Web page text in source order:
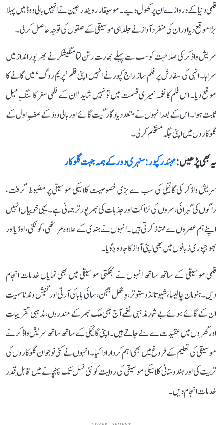
فلمی دنیا کے دروازے ان پر کھول دیے۔ موسیقار رویندر جین نے انہیں بالی ووڈ میں پہلا
بڑا موقع دیا اور ان کی منفرد آواز نے جلد ہی موسیقی کے حلقوں کی توجہ حاصل کر لی۔
سریش واڈکر کی صلاحیت کو سب سے پہلے بھارت رتن لتا منگیشکر نے بھرپور انداز میں
سراہا۔ انہی کی سفارش پر فلم ساز راج کپور نے انہیں اپنی فلم ’پریم روگ‘ میں گانے کا
موقع دیا۔ اس فلم کا نغمہ ’میری قسمت میں تو نہیں شاید‘ ان کے فلمی سفر کا سنگِ میل
ثابت ہوا۔ اس کے بعد انہوں نے متعدد یادگار گیت گائے اور بالی ووڈ کے صفِ اول کے
گلوکاروں میں اپنی جگہ مستحکم کر لی۔
یہ بھی پڑھیں :مہندر کپور: سنہری دور کے ہمہ جہت گلوکار
سریش واڈکر کی گائیکی کی سب سے بڑی خصوصیت کلاسیکی موسیقی پر مضبوط گرفت،
راگوں کی گہرائی، سروں کی نزاکت اور جذبات کی بھرپور ترجمانی ہے۔ یہی خوبیاں انہیں
اپنے ہم عصروں سے ممتاز کرتی ہیں۔ انہوں نے ہندی کے علاوہ مراٹھی، کونکنی، اوڈیا اور
بھوجپوری زبانوں میں بھی اپنی آواز کا جادو جگایا۔
فلمی موسیقی کے ساتھ ساتھ انہوں نے بھکتی موسیقی میں بھی نمایاں خدمات انجام
دیں۔ ہنومان چالیسا، شیو تانڈو ستوتر، وِٹھل بھجن، سائی بابا کی آرتی اور گنیش وندنا سمیت
ان کے گائے ہوئے بے شمار مذہبی نغمے آج بھی ملک بھر کے مندروں، مذہبی تقریبات
اور گھروں میں عقیدت سے سنے جاتے ہیں۔ اپنی گائیکی کے ساتھ ساتھ سریش واڈکر نے
موسیقی کی تعلیم کے فروغ میں بھی اہم کردار ادا کیا۔ انہوں نے کئی نوجوان گلوکاروں کی
تربیت کی اور ہندوستانی کلاسیکی موسیقی کی روایت کو نئی نسل تک پہنچانے میں قابلِ قدر
خدمات انجام دیں۔